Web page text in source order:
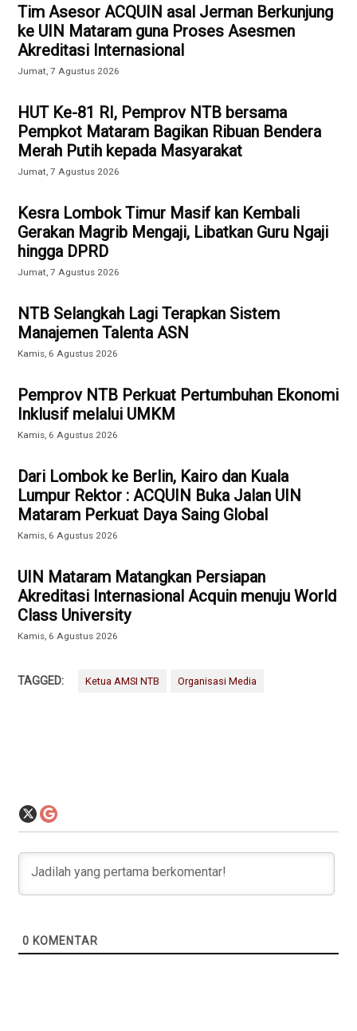
Tim Asesor ACQUIN asal Jerman Berkunjung
ke UIN Mataram guna Proses Asesmen
Akreditasi Internasional
Jumat, 7 Agustus 2026
HUT Ke-81 RI, Pemprov NTB bersama
Pempkot Mataram Bagikan Ribuan Bendera
Merah Putih kepada Masyarakat
Jumat, 7 Agustus 2026
Kesra Lombok Timur Masif kan Kembali
Gerakan Magrib Mengaji, Libatkan Guru Ngaji
hingga DPRD
Jumat, 7 Agustus 2026
NTB Selangkah Lagi Terapkan Sistem
Manajemen Talenta ASN
Kamis, 6 Agustus 2026
Pemprov NTB Perkuat Pertumbuhan Ekonomi
Inklusif melalui UMKM
Kamis, 6 Agustus 2026
Dari Lombok ke Berlin, Kairo dan Kuala
Lumpur Rektor : ACQUIN Buka Jalan UIN
Mataram Perkuat Daya Saing Global
Kamis, 6 Agustus 2026
UIN Mataram Matangkan Persiapan
Akreditasi Internasional Acquin menuju World
Class University
Kamis, 6 Agustus 2026
TAGGED: Ketua AMSI NTB Organisasi Media
0 KOMENTAR